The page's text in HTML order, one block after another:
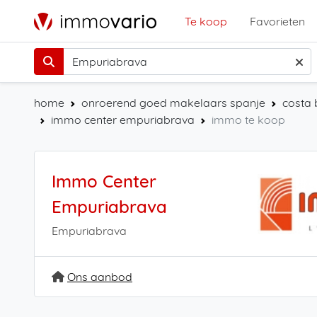
Te koop Favorieten
home onroerend goed makelaars spanje costa
immo center empuriabrava
immo te koop
Immo Center
Empuriabrava
Empuriabrava
Ons aanbod